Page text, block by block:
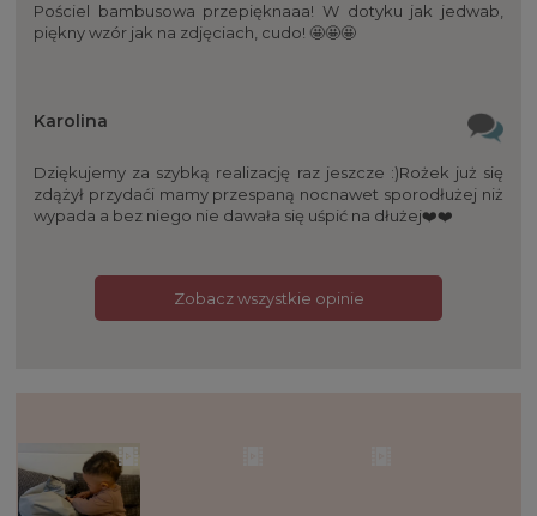
Pościel bambusowa przepięknaaa! W dotyku jak jedwab,
piękny wzór jak na zdjęciach, cudo! 🤩🤩🤩
Karolina
Dziękujemy za szybką realizację raz jeszcze :)Rożek już się
zdążył przydaći mamy przespaną nocnawet sporodłużej niż
wypada a bez niego nie dawała się uśpić na dłużej❤️❤️
Zobacz wszystkie opinie